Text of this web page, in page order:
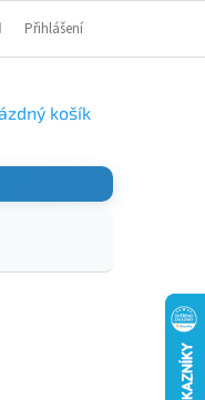
Přihlášení
košík